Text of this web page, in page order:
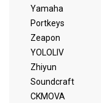
Yamaha
Portkeys
Zeapon
YOLOLIV
Zhiyun
Soundcraft
CKMOVA